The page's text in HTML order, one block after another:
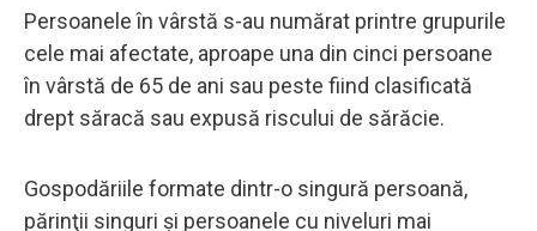
Persoanele în vârstă s-au numărat printre grupurile
cele mai afectate, aproape una din cinci persoane
în vârstă de 65 de ani sau peste fiind clasificată
drept săracă sau expusă riscului de sărăcie.
Gospodăriile formate dintr-o singură persoană,
părinţii singuri şi persoanele cu niveluri mai